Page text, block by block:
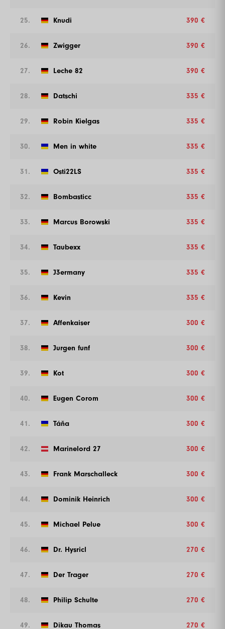
25. Knudi 390 €
26. Zwigger 390 €
27. Leche 82 390 €
28. Datschi 335 €
29. Robin Kielgas 335 €
30. Men in white 335 €
31. Osti22LS 335 €
32. Bombasticc 335 €
33. Marcus Borowski 335 €
34. Taubexx 335 €
35. J3ermany 335 €
36. Kevin 335 €
37. Affenkaiser 300 €
38. Jurgen funf 300 €
39. Kot 300 €
40. Eugen Corom 300 €
41. Táňa 300 €
42. Marinelord 27 300 €
43. Frank Marschalleck 300 €
44. Dominik Heinrich 300 €
45. Michael Pelue 300 €
46. Dr. Hysricl 270 €
47. Der Trager 270 €
48. Philip Schulte 270 €
49. Dikau Thomas 270 €